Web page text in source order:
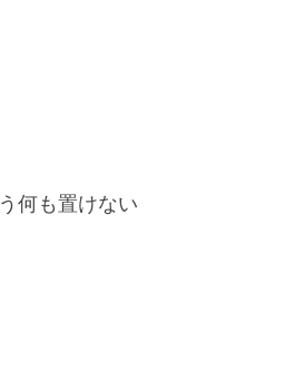
何も置けない